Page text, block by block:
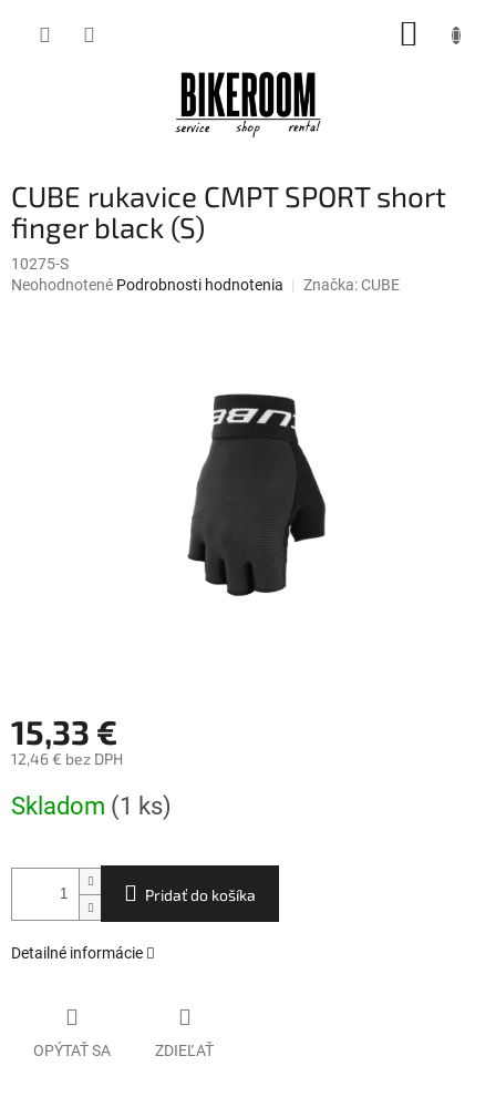
CUBE rukavice CMPT SPORT short
finger black (S)
10275-S
Priemerné
Neohodnotené Podrobnosti hodnotenia Značka:CUBE
15,33 €
12,46 € bez DPH
cena:
Skladom (1 ks)
Pridať do košíka
Detailné informácie
OPÝTAŤ SA ZDIEĽAŤ